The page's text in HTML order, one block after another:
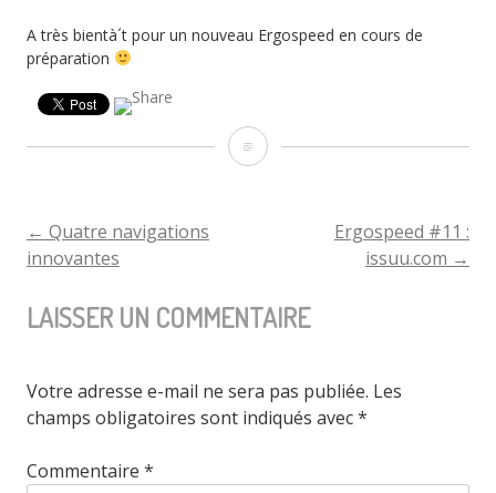
A très bientà´t pour un nouveau Ergospeed en cours de
préparation
Infos
NAVIGATION
DE
← Quatre navigations
innovantes
Ergospeed #11 :
issuu.com →
LAISSER UN COMMENTAIRE
Votre adresse e-mail ne sera pas publiée. Les
champs obligatoires sont indiqués avec*
Commentaire *